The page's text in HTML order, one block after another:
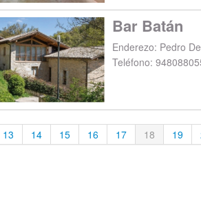
Bar Batán
Enderezo: Pedro
Teléfono:
13 14 15 16 17 18 19